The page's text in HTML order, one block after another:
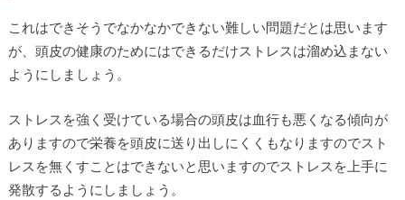
これはできそうでなかなかできない難しい問題だとは思います
が、頭皮の健康のためにはできるだけストレスは溜め込まない
ようにしましょう。
ストレスを強く受けている場合の頭皮は血行も悪くなる傾向が
ありますので栄養を頭皮に送り出しにくくもなりますのでスト
レスを無くすことはできないと思いますのでストレスを上手に
発散するようにしましょう。